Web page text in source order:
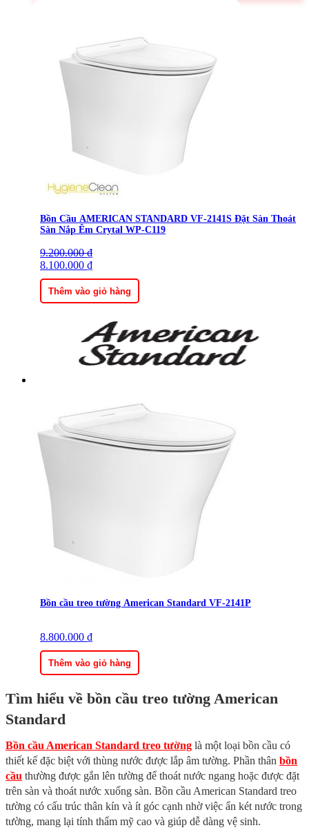
Bồn Cầu AMERICAN STANDARD VF-2141S Đặt Sàn Thoát
Sàn Nắp Êm Crytal WP-C119
9.200.000₫
Giá
gốc
là:
9.200.000 ₫.
8.100.000 ₫
Giá
hiện
tại
là:
8.100.000 ₫.
Thêm vào giỏ hàng
Bồn cầu treo tường American Standard VF-2141P
8.800.000 ₫
Thêm vào giỏ hàng
Tìm hiểu về bồn cầu treo tường American
Standard
Bồn cầu American Standard treo tường là một loại bồn cầu có
thiết kế đặc biệt với thùng nước được lắp âm tường. Phần thân bồn
cầu thường được gắn lên tường để thoát nước ngang hoặc được đặt
trên sàn và thoát nước xuống sàn. Bồn cầu American Standard treo
tường có cấu trúc thân kín và ít góc cạnh nhờ việc ẩn két nước trong
tường, mang lại tính thẩm mỹ cao và giúp dễ dàng vệ sinh.